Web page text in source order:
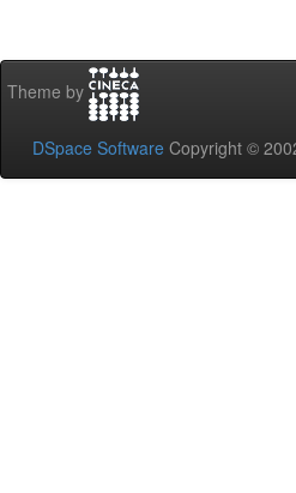
Theme by
DSpace Software Copyright ©